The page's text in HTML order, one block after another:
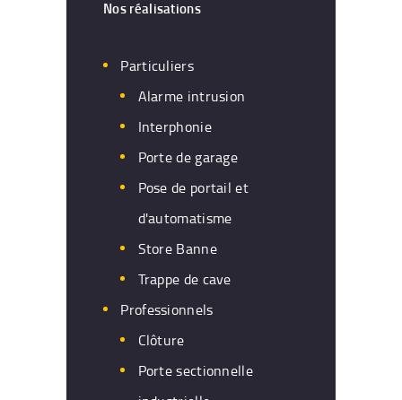
Nos réalisations
Particuliers
Alarme intrusion
Interphonie
Porte de garage
Pose de portail et
d'automatisme
Store Banne
Trappe de cave
Professionnels
Clôture
Porte sectionnelle